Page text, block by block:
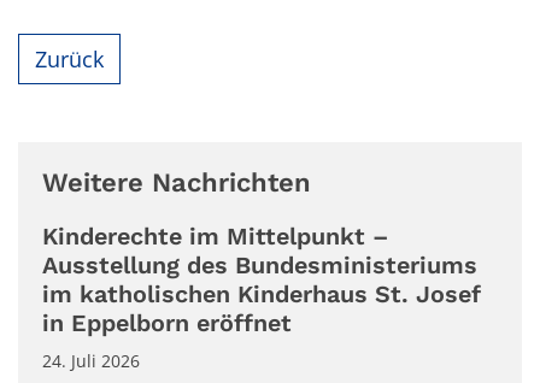
Zurück
Weitere Nachrichten
Kinderechte im Mittelpunkt –
Ausstellung des Bundesministeriums
im katholischen Kinderhaus St. Josef
in Eppelborn eröffnet
24. Juli 2026